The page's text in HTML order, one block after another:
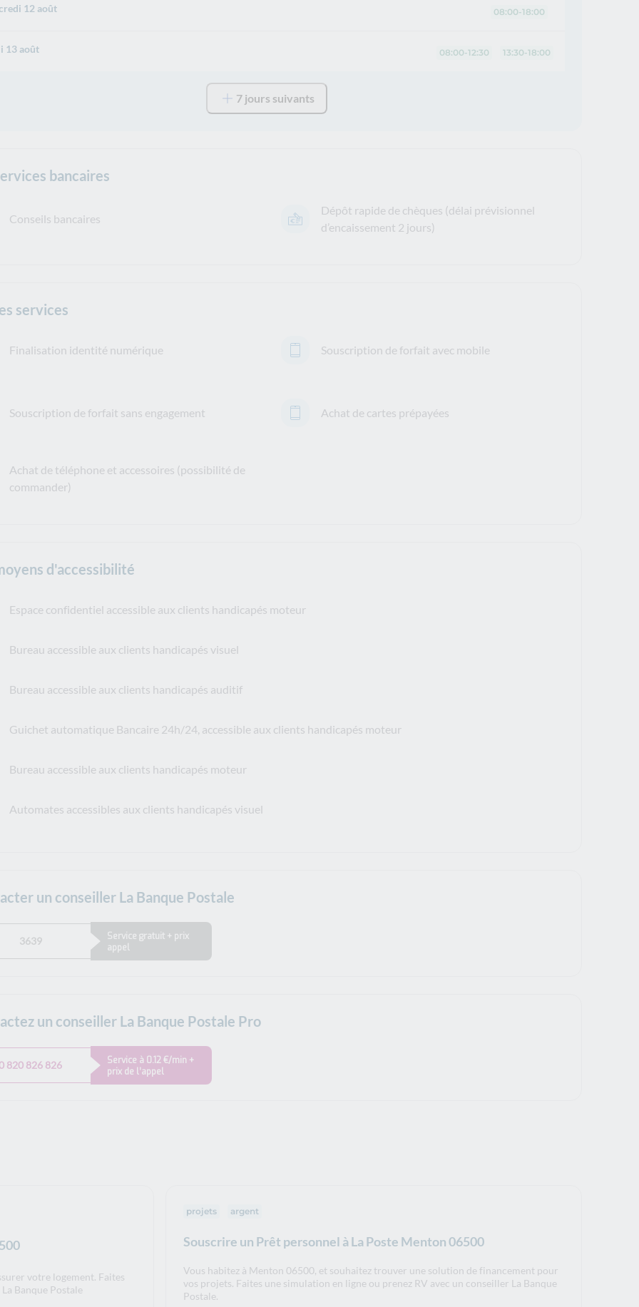
12 août 08:00-18:00
13 août 08:00-12:30 13:30-18:00
7 jours suivants
bancaires
Conseils bancaires
Dépôt rapide de chèques (délai prévisionnel
d’encaissement 2 jours)
services
Finalisation identité numérique Souscription de forfait avec mobile
Souscription de forfait sans engagement Achat de cartes prépayées
Achat de téléphone et accessoires (possibilité de
commander)
d'accessibilité
Espace confidentiel accessible aux clients handicapés moteur
Bureau accessible aux clients handicapés visuel
Bureau accessible aux clients handicapés auditif
Guichet automatique Bancaire 24h/24, accessible aux clients handicapés moteur
Bureau accessible aux clients handicapés moteur
Automates accessibles aux clients handicapés visuel
un conseiller La Banque Postale
3639
Service gratuit + prix
appel
un conseiller La Banque Postale Pro
820 826 826
Service à 0.12 €/min +
prix de l’appel
votre logement. Faites
Banque Postale
Souscrire un Prêt personnel à La Poste Menton 06500
projets argent
Vous habitez à Menton 06500, et souhaitez trouver une solution de financement pour
vos projets. Faites une simulation en ligne ou prenez RV avec un conseiller La Banque
Postale.